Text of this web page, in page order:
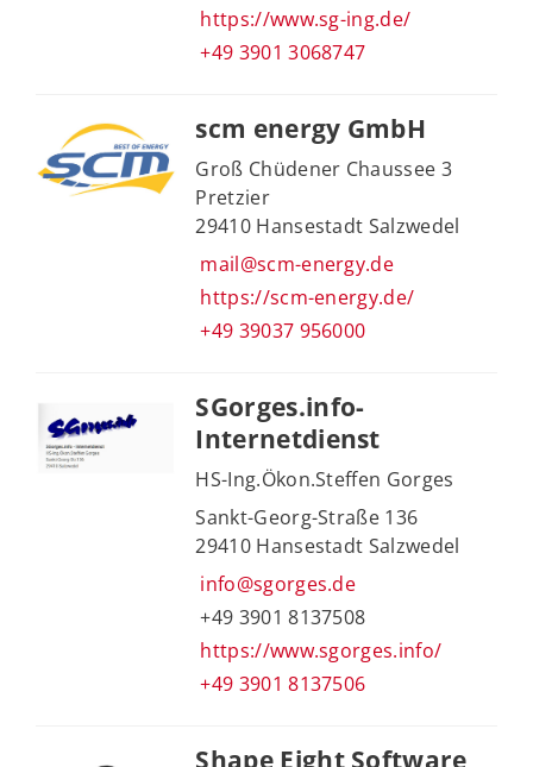
https://www.sg-ing.de/
+49 3901 3068747
scm energy GmbH
Groß Chüdener Chaussee 3
Pretzier
29410 Hansestadt Salzwedel
mail@scm-energy.de
https://scm-energy.de/
+49 39037 956000
SGorges.info-
Internetdienst
HS-Ing.Ökon.Steffen Gorges
Sankt-Georg-Straße 136
29410 Hansestadt Salzwedel
info@sgorges.de
+49 3901 8137508
https://www.sgorges.info/
+49 3901 8137506
Shape Eight Software